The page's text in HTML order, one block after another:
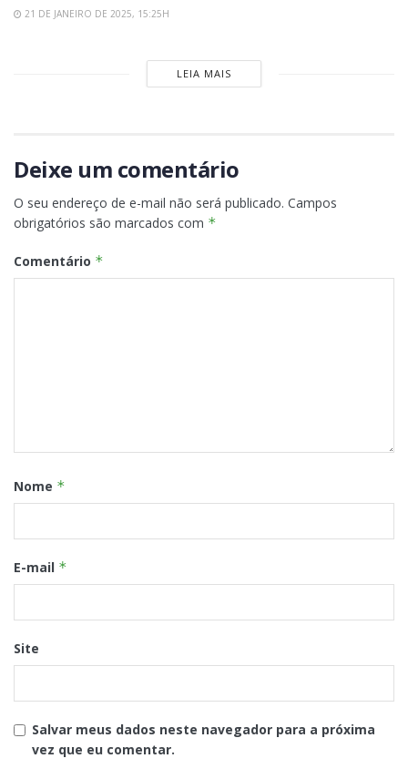
21 DE JANEIRO DE 2025, 15:25H
LEIA MAIS
Deixe um comentário
O seu endereço de e-mail não será publicado. Campos
obrigatórios são marcados com *
Comentário *
Nome *
E-mail *
Site
Salvar meus dados neste navegador para a próxima
vez que eu comentar.